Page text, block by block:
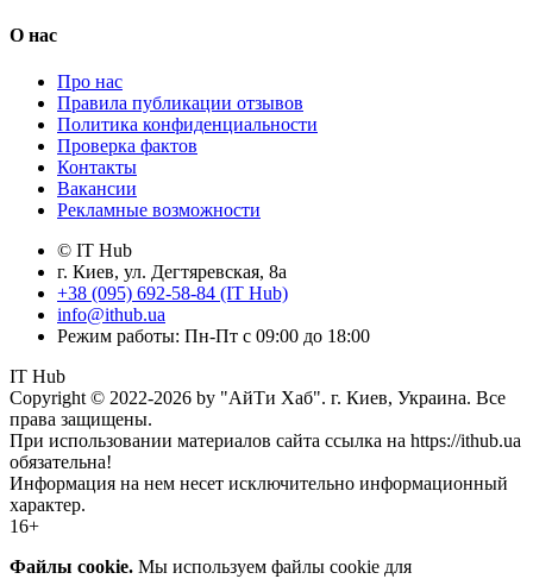
О нас
Про нас
Правила публикации отзывов
Политика конфиденциальности
Проверка фактов
Контакты
Вакансии
Рекламные возможности
© IT Hub
г. Киев, ул. Дегтяревская, 8а
+38 (095) 692-58-84 (IT Hub)
info@ithub.ua
Режим работы: Пн-Пт с 09:00 до 18:00
IT Hub
Copyright © 2022-2026 by "АйТи Хаб". г. Киев, Украина. Все
права защищены.
При использовании материалов сайта ссылка на https://ithub.ua
обязательна!
Информация на нем несет исключительно информационный
характер.
16+
Файлы cookie. Мы используем файлы cookie для